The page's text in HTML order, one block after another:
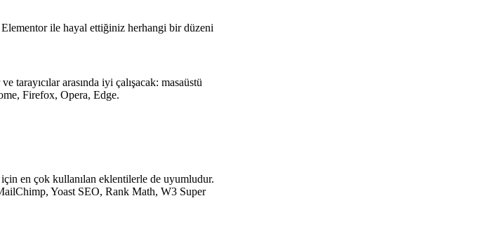
ile hayal ettiğiniz herhangi bir düzeni
tarayıcılar arasında iyi çalışacak: masaüstü
Firefox, Opera, Edge.
en çok kullanılan eklentilerle de uyumludur.
Yoast SEO, Rank Math, W3 Super